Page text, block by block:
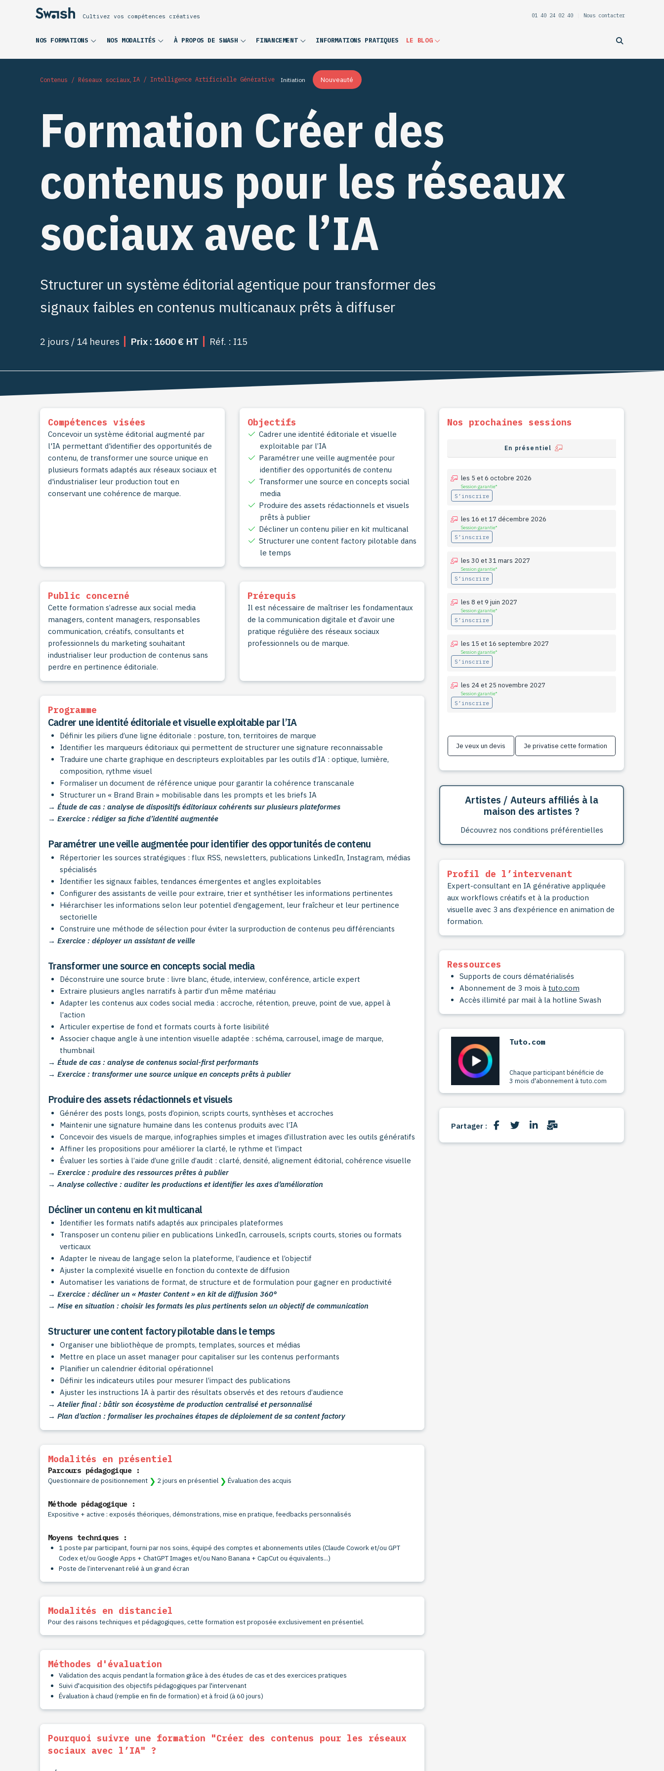
Cultivez vos compétences créatives 01 40 24 02 40 Nous contacter
NOS FORMATIONS NOS MODALITÉS À PROPOS DE SWASH FINANCEMENT INFORMATIONS PRATIQUES LE BLOG
Contenus / Réseaux sociaux, IA / Intelligence Artificielle Générative Initiation Nouveauté
Formation Créer des
contenus pour les réseaux
sociaux avec l’IA
Structurer un système éditorial agentique pour transformer des
signaux faibles en contenus multicanaux prêts à diffuser
2 jours / 14 heures Prix : 1600 € HT Réf. : I15
Compétences visées
Concevoir un système éditorial augmenté par
l'IA permettant d'identifier des opportunités de
contenu, de transformer une source unique en
plusieurs formats adaptés aux réseaux sociaux et
d'industrialiser leur production tout en
conservant une cohérence de marque.
Objectifs
Cadrer une identité éditoriale et visuelle
exploitable par l’IA
Paramétrer une veille augmentée pour
identifier des opportunités de contenu
Transformer une source en concepts social
media
Produire des assets rédactionnels et visuels
prêts à publier
Décliner un contenu pilier en kit multicanal
Structurer une content factory pilotable dans
le temps
Public concerné
Cette formation s’adresse aux social media
managers, content managers, responsables
communication, créatifs, consultants et
professionnels du marketing souhaitant
industrialiser leur production de contenus sans
perdre en pertinence éditoriale.
Prérequis
Il est nécessaire de maîtriser les fondamentaux
de la communication digitale et d’avoir une
pratique régulière des réseaux sociaux
professionnels ou de marque.
Programme
Cadrer une identité éditoriale et visuelle exploitable par l’IA
Définir les piliers d’une ligne éditoriale : posture, ton, territoires de marque
Identifier les marqueurs éditoriaux qui permettent de structurer une signature reconnaissable
Traduire une charte graphique en descripteurs exploitables par les outils d’IA : optique, lumière,
composition, rythme visuel
Formaliser un document de référence unique pour garantir la cohérence transcanale
Structurer un « Brand Brain » mobilisable dans les prompts et les briefs IA
→ Étude de cas : analyse de dispositifs éditoriaux cohérents sur plusieurs plateformes
→ Exercice : rédiger sa fiche d’identité augmentée
Paramétrer une veille augmentée pour identifier des opportunités de contenu
Répertorier les sources stratégiques : flux RSS, newsletters, publications LinkedIn, Instagram, médias
spécialisés
Identifier les signaux faibles, tendances émergentes et angles exploitables
Configurer des assistants de veille pour extraire, trier et synthétiser les informations pertinentes
Hiérarchiser les informations selon leur potentiel d’engagement, leur fraîcheur et leur pertinence
sectorielle
Construire une méthode de sélection pour éviter la surproduction de contenus peu différenciants
→ Exercice : déployer un assistant de veille
Transformer une source en concepts social media
Déconstruire une source brute : livre blanc, étude, interview, conférence, article expert
Extraire plusieurs angles narratifs à partir d’un même matériau
Adapter les contenus aux codes social media : accroche, rétention, preuve, point de vue, appel à
l’action
Articuler expertise de fond et formats courts à forte lisibilité
Associer chaque angle à une intention visuelle adaptée : schéma, carrousel, image de marque,
thumbnail
→ Étude de cas : analyse de contenus social-first performants
→ Exercice : transformer une source unique en concepts prêts à publier
Produire des assets rédactionnels et visuels
Générer des posts longs, posts d’opinion, scripts courts, synthèses et accroches
Maintenir une signature humaine dans les contenus produits avec l’IA
Concevoir des visuels de marque, infographies simples et images d’illustration avec les outils génératifs
Affiner les propositions pour améliorer la clarté, le rythme et l’impact
Évaluer les sorties à l’aide d’une grille d’audit : clarté, densité, alignement éditorial, cohérence visuelle
→ Exercice : produire des ressources prêtes à publier
→ Analyse collective : auditer les productions et identifier les axes d’amélioration
Décliner un contenu en kit multicanal
Identifier les formats natifs adaptés aux principales plateformes
Transposer un contenu pilier en publications LinkedIn, carrousels, scripts courts, stories ou formats
verticaux
Adapter le niveau de langage selon la plateforme, l’audience et l’objectif
Ajuster la complexité visuelle en fonction du contexte de diffusion
Automatiser les variations de format, de structure et de formulation pour gagner en productivité
→ Exercice : décliner un « Master Content » en kit de diffusion 360°
→ Mise en situation : choisir les formats les plus pertinents selon un objectif de communication
Structurer une content factory pilotable dans le temps
Organiser une bibliothèque de prompts, templates, sources et médias
Mettre en place un asset manager pour capitaliser sur les contenus performants
Planifier un calendrier éditorial opérationnel
Définir les indicateurs utiles pour mesurer l’impact des publications
Ajuster les instructions IA à partir des résultats observés et des retours d’audience
→ Atelier final : bâtir son écosystème de production centralisé et personnalisé
→ Plan d’action : formaliser les prochaines étapes de déploiement de sa content factory
Nos prochaines sessions
En présentiel
les 5 et 6 octobre 2026
Session garantie*
S’inscrire
les 16 et 17 décembre 2026
Session garantie*
S’inscrire
les 30 et 31 mars 2027
Session garantie*
S’inscrire
les 8 et 9 juin 2027
Session garantie*
S’inscrire
les 15 et 16 septembre 2027
Session garantie*
S’inscrire
les 24 et 25 novembre 2027
Session garantie*
S’inscrire
Je veux un devis Je privatise cette formation
Artistes / Auteurs affiliés à la
maison des artistes ?
Découvrez nos conditions préférentielles
Profil de l’intervenant
Expert-consultant en IA générative appliquée
aux workflows créatifs et à la production
visuelle avec 3 ans d’expérience en animation de
formation.
Ressources
Supports de cours dématérialisés
Abonnement de 3 mois à tuto.com
Accès illimité par mail à la hotline Swash
Tuto.com
Chaque participant bénéficie de
3 mois d'abonnement à tuto.com
Partager :
Modalités en présentiel
Parcours pédagogique :
Questionnaire de positionnement ❯ 2 jours en présentiel ❯ Évaluation des acquis
Méthode pédagogique :
Expositive + active : exposés théoriques, démonstrations, mise en pratique, feedbacks personnalisés
Moyens techniques :
1 poste par participant, fourni par nos soins, équipé des comptes et abonnements utiles (Claude Cowork et/ou GPT
Codex et/ou Google Apps + ChatGPT Images et/ou Nano Banana + CapCut ou équivalents...)
Poste de l’intervenant relié à un grand écran
Modalités en distanciel
Pour des raisons techniques et pédagogiques, cette formation est proposée exclusivement en présentiel.
Méthodes d'évaluation
Validation des acquis pendant la formation grâce à des études de cas et des exercices pratiques
Suivi d'acquisition des objectifs pédagogiques par l'intervenant
Évaluation à chaud (remplie en fin de formation) et à froid (à 60 jours)
Pourquoi suivre une formation "Créer des contenus pour les réseaux
sociaux avec l’IA" ?